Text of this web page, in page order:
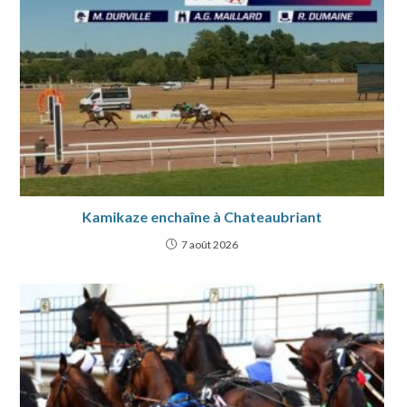
Kamikaze enchaîne à Chateaubriant
7 août 2026